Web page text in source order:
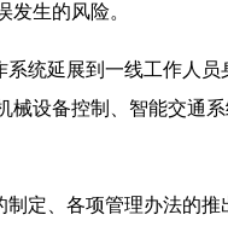
生的风险。
统延展到一线工作人
设备控制、智能交通系
定、各项管理办法的推